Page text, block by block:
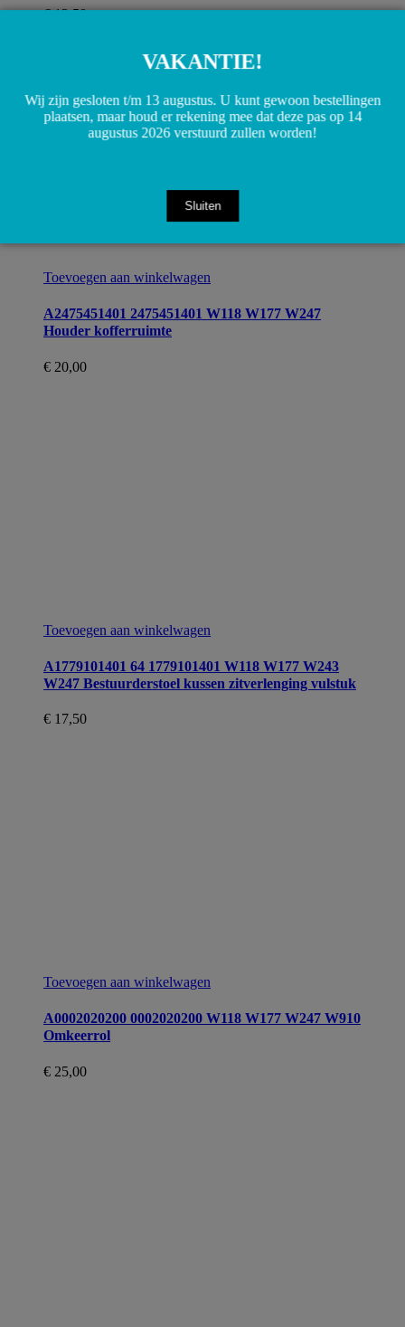
€12,50
Toevoegen aan winkelwagen
A2475451401 2475451401 W118 W177 W247
Houder kofferruimte
€ 20,00
Toevoegen aan winkelwagen
A1779101401 64 1779101401 W118 W177 W243
W247 Bestuurderstoel kussen zitverlenging vulstuk
€ 17,50
Toevoegen aan winkelwagen
A0002020200 0002020200 W118 W177 W247 W910
Omkeerrol
€ 25,00
VAKANTIE!
Wij zijn gesloten t/m 13 augustus. U kunt gewoon bestellingen
plaatsen, maar houd er rekening mee dat deze pas op 14
augustus 2026 verstuurd zullen worden!
Sluiten